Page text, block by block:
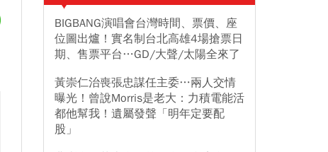
BIGBANG演唱會台灣時間、票價、座
位圖出爐！實名制台北高雄4場搶票日
期、售票平台…GD/大聲/太陽全來了
黃崇仁治喪張忠謀任主委…兩人交情
曝光！曾說Morris是老大：力積電能活
都他幫我！遺屬發聲「明年定要配
股」